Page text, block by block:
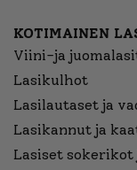
KOTIMAINEN
Viini-ja
Lasikulhot
Lasilautaset ja
Lasikannut ja
Lasiset